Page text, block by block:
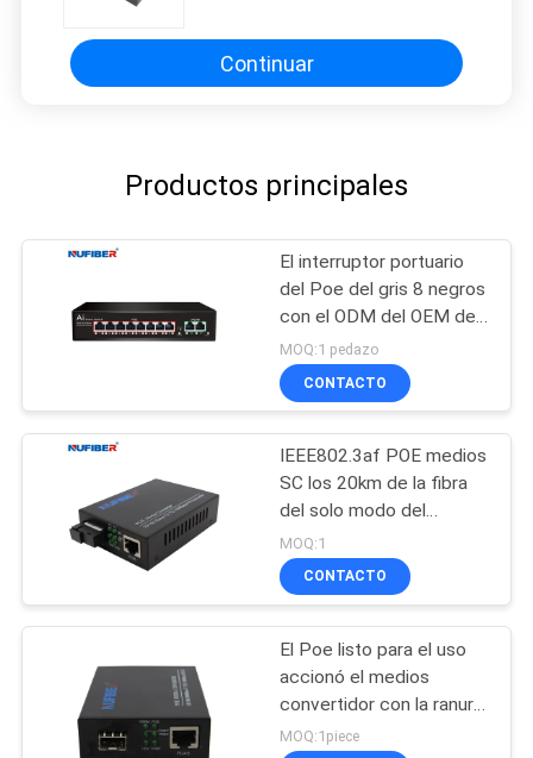
Continuar
Productos principales
El interruptor portuario
del Poe del gris 8 negros
con el ODM del OEM del
Uplink de 1 gigabit apoyó
MOQ:1 pedazo
CONTACTO
IEEE802.3af POE medios
SC los 20km de la fibra
del solo modo del
convertidor del
interruptor solo
MOQ:1
CONTACTO
El Poe listo para el uso
accionó el medios
convertidor con la ranura
de SFP
MOQ:1piece